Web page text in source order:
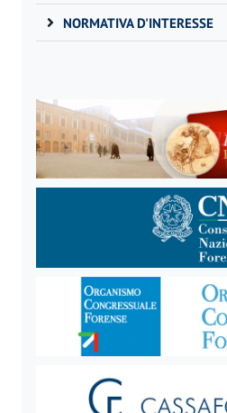
NORMATIVA D'INTERESSE